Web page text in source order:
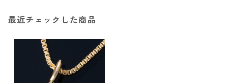
最近チェックした商品